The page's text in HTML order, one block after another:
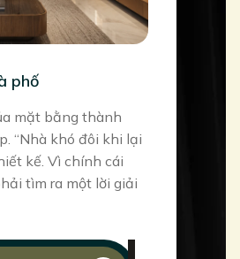
phố
mặt bằng thành
“Nhà khó đôi khi lại
kế. Vì chính cái
tìm ra một lời giải